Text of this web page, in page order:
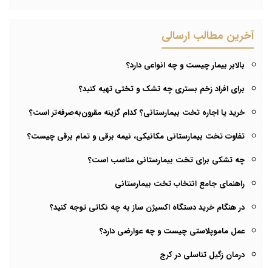
آخرین مطالب ارسالی
بالابر بیمار چیست و چه انواعی دارد؟
برای افراد زخم بستری چه تشک و تختی تهیه کنید؟
خرید یا اجاره تخت بیمارستانی؟ کدام گزینه مقرون‌به‌صرفه‌تر است؟
تفاوت تخت بیمارستانی مکانیکی، نیمه برقی و تمام برقی چیست؟
چه تشکی برای تخت بیمارستانی مناسب است؟
راهنمای جامع انتخاب تخت بیمارستانی
در هنگام خرید دستگاه اکسیژن ساز به چه نکاتی توجه کنید؟
عمل ماموپلاستی چیست و چه عوارضی دارد؟
درمان زگیل تناسلی در کرج